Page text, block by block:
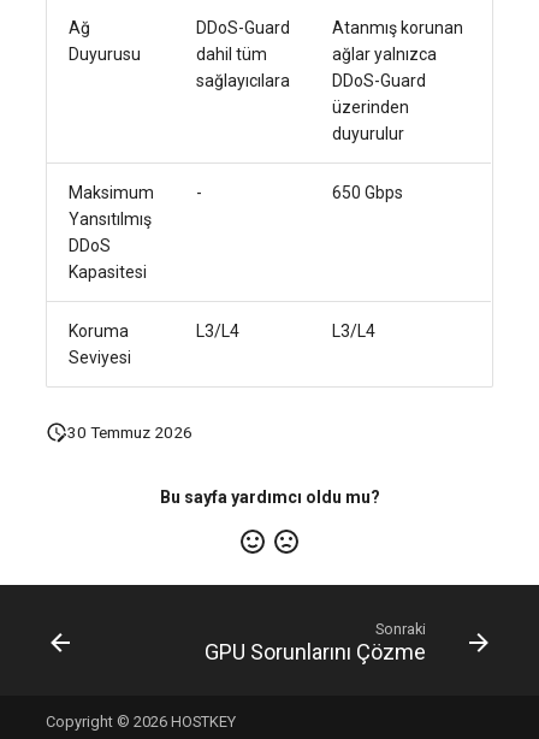
Ağ
Duyurusu
DDoS-Guard
dahil tüm
sağlayıcılara
Atanmış korunan
ağlar yalnızca
DDoS-Guard
üzerinden
duyurulur
Maksimum
Yansıtılmış
DDoS
Kapasitesi
- 650 Gbps
Koruma
Seviyesi
L3/L4 L3/L4
30 Temmuz 2026
Bu sayfa yardımcı oldu mu?
Sonraki
GPU Sorunlarını Çözme
Copyright © 2026 HOSTKEY